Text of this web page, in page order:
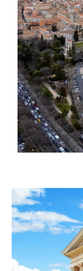
mesure pour
Nîmes et ses
Vente de
Vous
Nîmesou dans
Immobilier
expertise
prix. Nous
votre
Location
Trouver le
en location
immobilière à
gestion